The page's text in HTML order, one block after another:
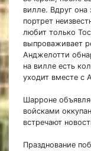
вилле. Вдруг она
портрет
любит только
выпроваживает
Анджелотти
на вилле есть
уходит вместе с
Шарроне
войсками
встречают
Празднование